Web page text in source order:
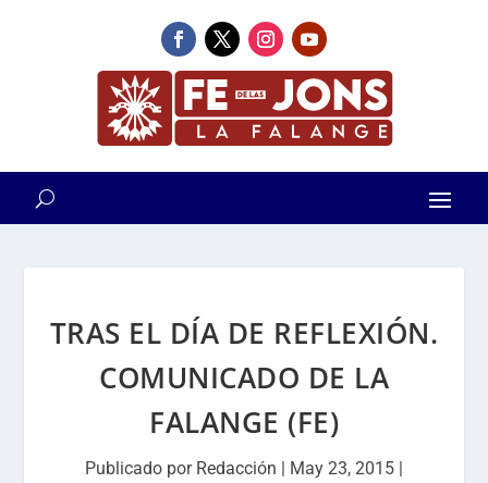
TRAS EL DÍA DE REFLEXIÓN.
COMUNICADO DE LA
FALANGE (FE)
Publicado por Redacción | May 23, 2015 |